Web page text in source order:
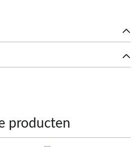
3-in-1 Corolle Cybex kinderwagen
in de ene of de andere
De draaggreep kan door een
met 2 schroeven
producten